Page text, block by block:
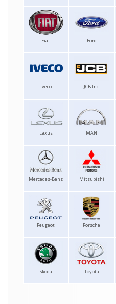
Fiat Ford
Iveco JCB Inc.
Lexus MAN
Mercedes-Benz Mitsubishi
Peugeot Porsche
Skoda Toyota